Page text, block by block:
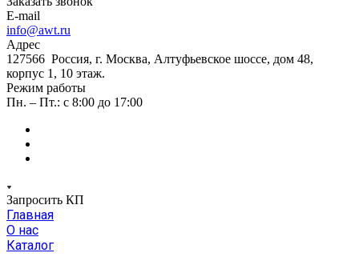
E-mail
info@awt.ru
Адрес
127566 Россия, г. Москва, Алтуфьевское шоссе, дом 48,
корпус 1, 10 этаж.
Режим работы
Пн. – Пт.: с 8:00 до 17:00
Запросить КП
Главная
О нас
Каталог